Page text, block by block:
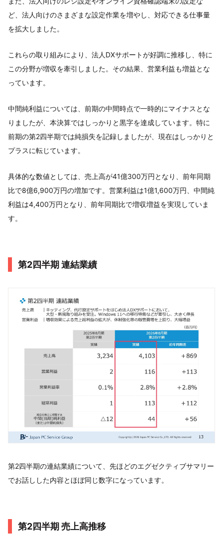
ど、法人向けのさまざまな設定作業を増やし、対応できる仕事量
を拡大しました。
これらの取り組みにより、法人DXサポートが好調に推移し、特に
この分野が増収を牽引しました。その結果、営業利益も増益とな
っています。
中間純利益については、前期の中間時点で一時的にマイナスとな
りましたが、本決算ではしっかりと黒字を達成しています。特に
前期の第2四半期では純損失を記録しましたが、現在はしっかりと
プラスに転じています。
具体的な数値としては、売上高が41億300万円となり、前年同期
比で8億6,900万円の増加です。営業利益は1億1,600万円、中間純
利益は4,400万円となり、前年同期比で増収増益を実現していま
す。
第2四半期 連結業績
第2四半期の連結業績について、先ほどのエグゼクティブサマリー
でお話しした内容とほぼ同じ数字になっています。
第2四半期 売上高推移